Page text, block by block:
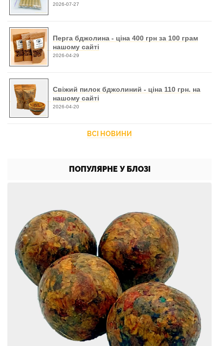
2026-07-27
Перга бджолина - ціна 400 грн за 100 грам
нашому сайті
2026-04-29
Свіжий пилок бджолиний - ціна 110 грн. на
нашому сайті
2026-04-20
ВСІ НОВИНИ
ПОПУЛЯРНЕ У БЛОЗІ